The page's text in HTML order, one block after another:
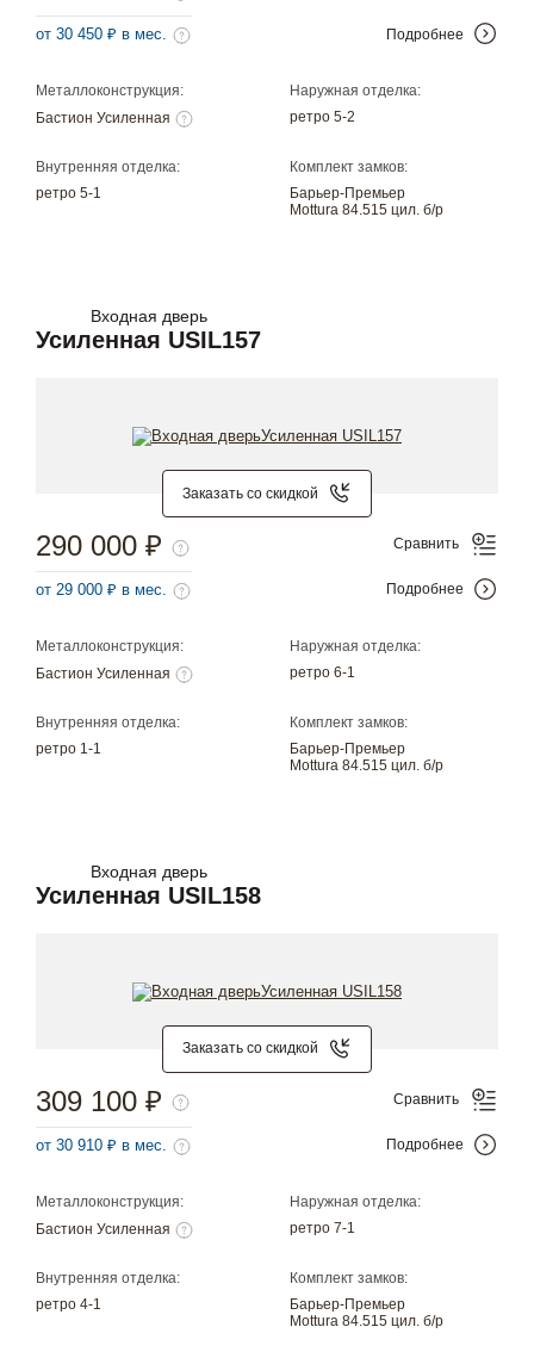
Металлоконструкция:
Бастион Усиленная
Наружная отделка:
ретро 5-2
Внутренняя отделка:
ретро 5-1
Комплект замков:
Барьер-Премьер
Mottura 84.515 цил. б/р
от 30 450 ₽ в мес. Подробнее
Входная дверь
Усиленная USIL157
Заказать со скидкой
Металлоконструкция:
Бастион Усиленная
Наружная отделка:
ретро 6-1
Внутренняя отделка:
ретро 1-1
Комплект замков:
Барьер-Премьер
Mottura 84.515 цил. б/р
290 000 ₽
от 29 000 ₽ в мес.
Сравнить
Подробнее
Входная дверь
Усиленная USIL158
Заказать со скидкой
Металлоконструкция:
Бастион Усиленная
Наружная отделка:
ретро 7-1
Внутренняя отделка:
ретро 4-1
Комплект замков:
Барьер-Премьер
Mottura 84.515 цил. б/р
309 100 ₽
от 30 910 ₽ в мес.
Сравнить
Подробнее